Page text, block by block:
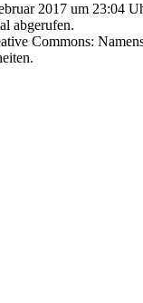
2017 um 23:04
abgerufen.
Commons: